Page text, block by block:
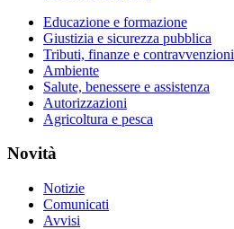
Educazione e formazione
Giustizia e sicurezza pubblica
Tributi, finanze e contravvenzioni
Ambiente
Salute, benessere e assistenza
Autorizzazioni
Agricoltura e pesca
Novità
Notizie
Comunicati
Avvisi